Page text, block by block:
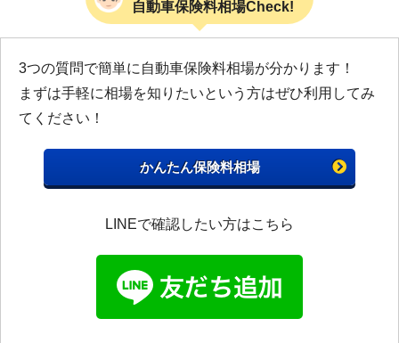
自動車保険料相場Check!
3つの質問で簡単に自動車保険料相場が分かります！
まずは手軽に相場を知りたいという方はぜひ利用してみ
てください！
かんたん保険料相場
LINEで確認したい方はこちら